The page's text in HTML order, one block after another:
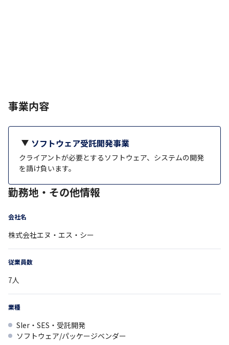
事業内容
ソフトウェア受託開発事業
クライアントが必要とするソフトウェア、システムの開発
を請け負います。
勤務地・その他情報
会社名
株式会社エヌ・エス・シー
従業員数
7人
業種
SIer・SES・受託開発
ソフトウェア/パッケージベンダー